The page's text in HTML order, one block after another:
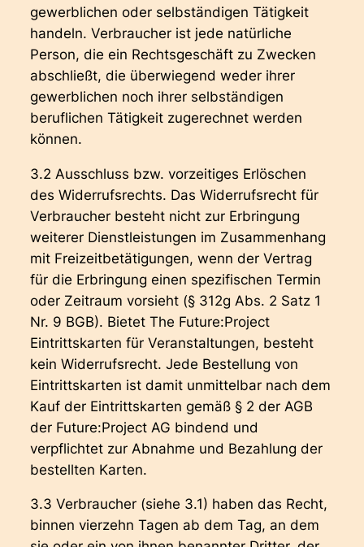
gewerblichen oder selbständigen Tätigkeit
handeln. Verbraucher ist jede natürliche
Person, die ein Rechtsgeschäft zu Zwecken
abschließt, die überwiegend weder ihrer
gewerblichen noch ihrer selbständigen
beruflichen Tätigkeit zugerechnet werden
können.
3.2 Ausschluss bzw. vorzeitiges Erlöschen
des Widerrufsrechts. Das Widerrufsrecht für
Verbraucher besteht nicht zur Erbringung
weiterer Dienstleistungen im Zusammenhang
mit Freizeitbetätigungen, wenn der Vertrag
für die Erbringung einen spezifischen Termin
oder Zeitraum vorsieht (§ 312g Abs. 2 Satz 1
Nr. 9 BGB). Bietet The Future:Project
Eintrittskarten für Veranstaltungen, besteht
kein Widerrufsrecht. Jede Bestellung von
Eintrittskarten ist damit unmittelbar nach dem
Kauf der Eintrittskarten gemäß § 2 der AGB
der Future:Project AG bindend und
verpflichtet zur Abnahme und Bezahlung der
bestellten Karten.
3.3 Verbraucher (siehe 3.1) haben das Recht,
binnen vierzehn Tagen ab dem Tag, an dem